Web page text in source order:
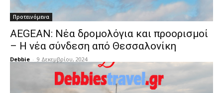
Προτεινόμενα
AEGEAN: Νέα δρομολόγια και προορισμοί
– Η νέα σύνδεση από Θεσσαλονίκη
Debbie - 9 Δεκεμβρίου, 2024